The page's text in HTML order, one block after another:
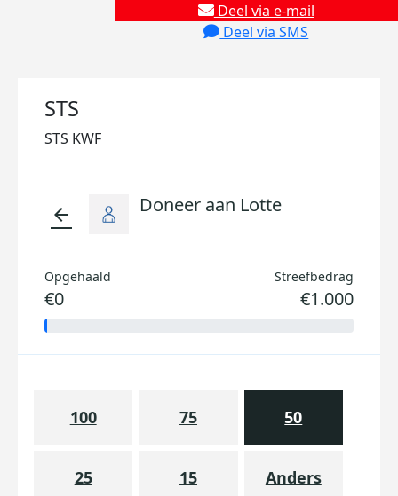
Deel via e-mail
Deel via SMS
STS
STS KWF
arrow_back Doneer aan Lotte
Opgehaald
€0
Streefbedrag
€1.000
100 75 50
25 15 Anders